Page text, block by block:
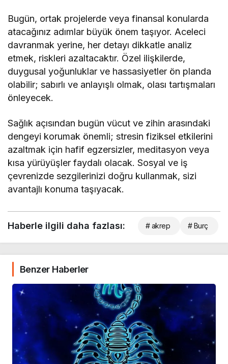
Bugün, ortak projelerde veya finansal konularda
atacağınız adımlar büyük önem taşıyor. Aceleci
davranmak yerine, her detayı dikkatle analiz
etmek, riskleri azaltacaktır. Özel ilişkilerde,
duygusal yoğunluklar ve hassasiyetler ön planda
olabilir; sabırlı ve anlayışlı olmak, olası tartışmaları
önleyecek.
Sağlık açısından bugün vücut ve zihin arasındaki
dengeyi korumak önemli; stresin fiziksel etkilerini
azaltmak için hafif egzersizler, meditasyon veya
kısa yürüyüşler faydalı olacak. Sosyal ve iş
çevrenizde sezgilerinizi doğru kullanmak, sizi
avantajlı konuma taşıyacak.
Haberle ilgili daha fazlası: # akrep # Burç
Benzer Haberler